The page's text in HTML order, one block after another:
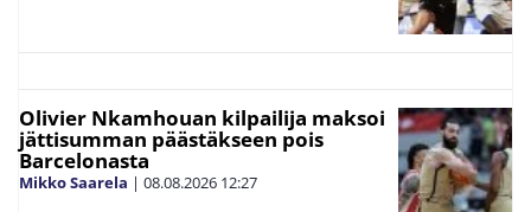
Olivier Nkamhouan kilpailija maksoi
jättisumman päästäkseen pois
Barcelonasta
Mikko Saarela | 08.08.2026 12:27